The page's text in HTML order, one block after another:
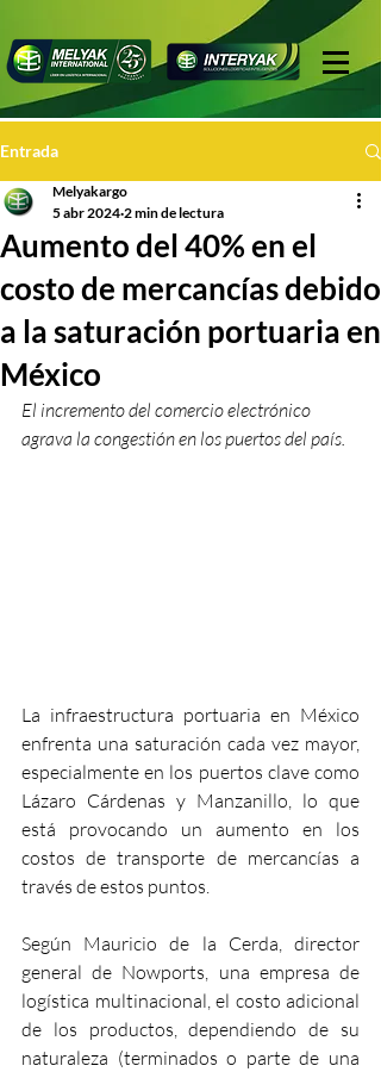
Entrada
Aumento del 40% en el
costo de mercancías debido
a la saturación portuaria en
México
Melyakargo
5 abr 2024 2 min de lectura
El incremento del comercio electrónico
agrava la congestión en los puertos del país.
La infraestructura portuaria en México
enfrenta una saturación cada vez mayor,
especialmente en los puertos clave como
Lázaro Cárdenas y Manzanillo, lo que
está provocando un aumento en los
costos de transporte de mercancías a
través de estos puntos.
Según Mauricio de la Cerda, director
general de Nowports, una empresa de
logística multinacional, el costo adicional
de los productos, dependiendo de su
naturaleza (terminados o parte de una